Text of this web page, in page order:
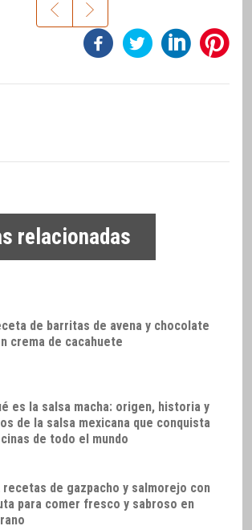
relacionadas
de barritas de avena y chocolate
crema de cacahuete
es la salsa macha: origen, historia y
de la salsa mexicana que conquista
de todo el mundo
recetas de gazpacho y salmorejo con
para comer fresco y sabroso en